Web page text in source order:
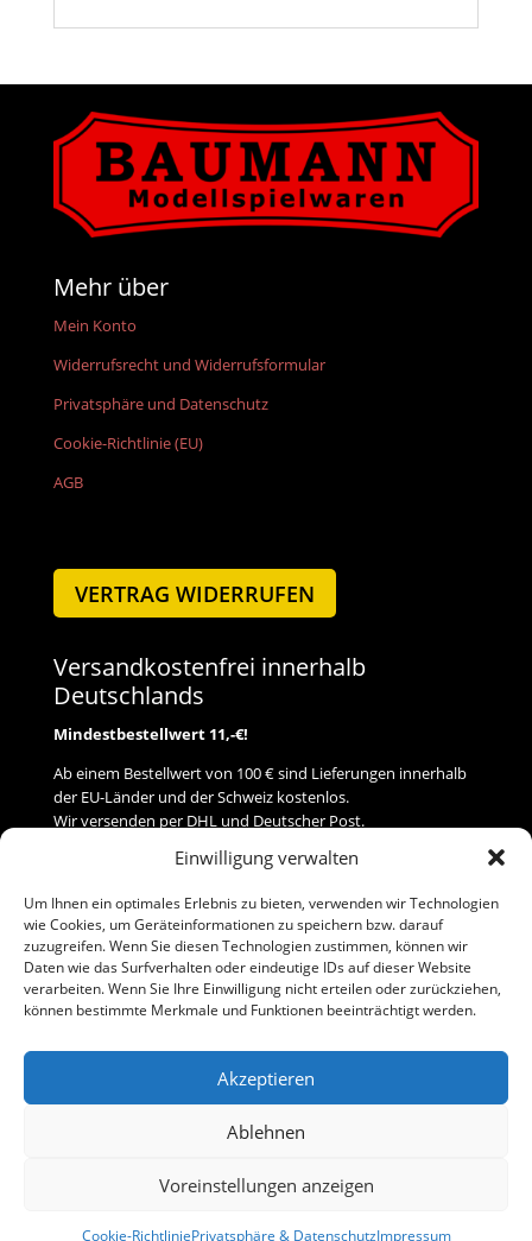
Einwilligung verwalten
Um Ihnen ein optimales Erlebnis zu bieten, verwenden wir Technologien
wie Cookies, um Geräteinformationen zu speichern bzw. darauf
zuzugreifen. Wenn Sie diesen Technologien zustimmen, können wir
Daten wie das Surfverhalten oder eindeutige IDs auf dieser Website
verarbeiten. Wenn Sie Ihre Einwilligung nicht erteilen oder zurückziehen,
können bestimmte Merkmale und Funktionen beeinträchtigt werden.
Akzeptieren
Ablehnen
Voreinstellungen anzeigen
Cookie-RichtliniePrivatsphäre & DatenschutzImpressum
Mehr über
Mein Konto
Widerrufsrecht und Widerrufsformular
Privatsphäre und Datenschutz
Cookie-Richtlinie (EU)
AGB
VERTRAG WIDERRUFEN
Versandkostenfrei innerhalb
Deutschlands
Mindestbestellwert 11,-€!
Ab einem Bestellwert von 100 € sind Lieferungen innerhalb
der EU-Länder und der Schweiz kostenlos.
Wir versenden per DHL und Deutscher Post.
Versand
Zahlung
Baumann Modellspielwaren
Telefon (0 91 61) 33 84
Impressum